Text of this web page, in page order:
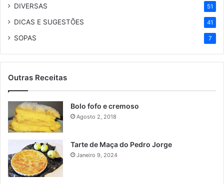
DIVERSAS 51
DICAS E SUGESTÕES 41
SOPAS 7
Outras Receitas
Bolo fofo e cremoso
Agosto 2, 2018
Tarte de Maça do Pedro Jorge
Janeiro 9, 2024